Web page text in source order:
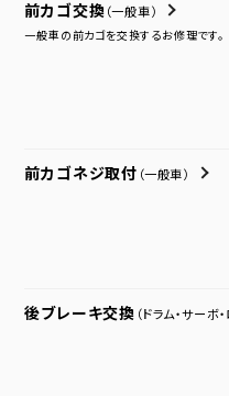
前カゴ交換 （一般車）
一般車の前カゴを交換するお修理です。
前カゴネジ取付 （一般車）
後ブレーキ交換 （ドラム・サーボ